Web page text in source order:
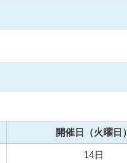
開催日（火曜日）
14日